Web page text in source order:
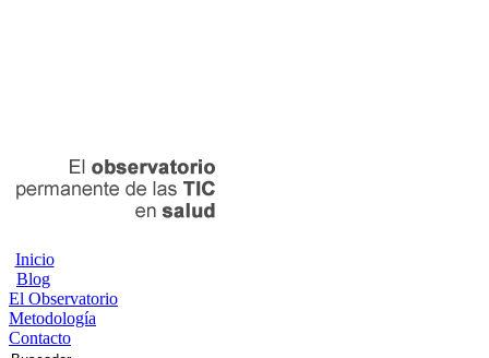
Inicio
Blog
El Observatorio
Metodología
Contacto